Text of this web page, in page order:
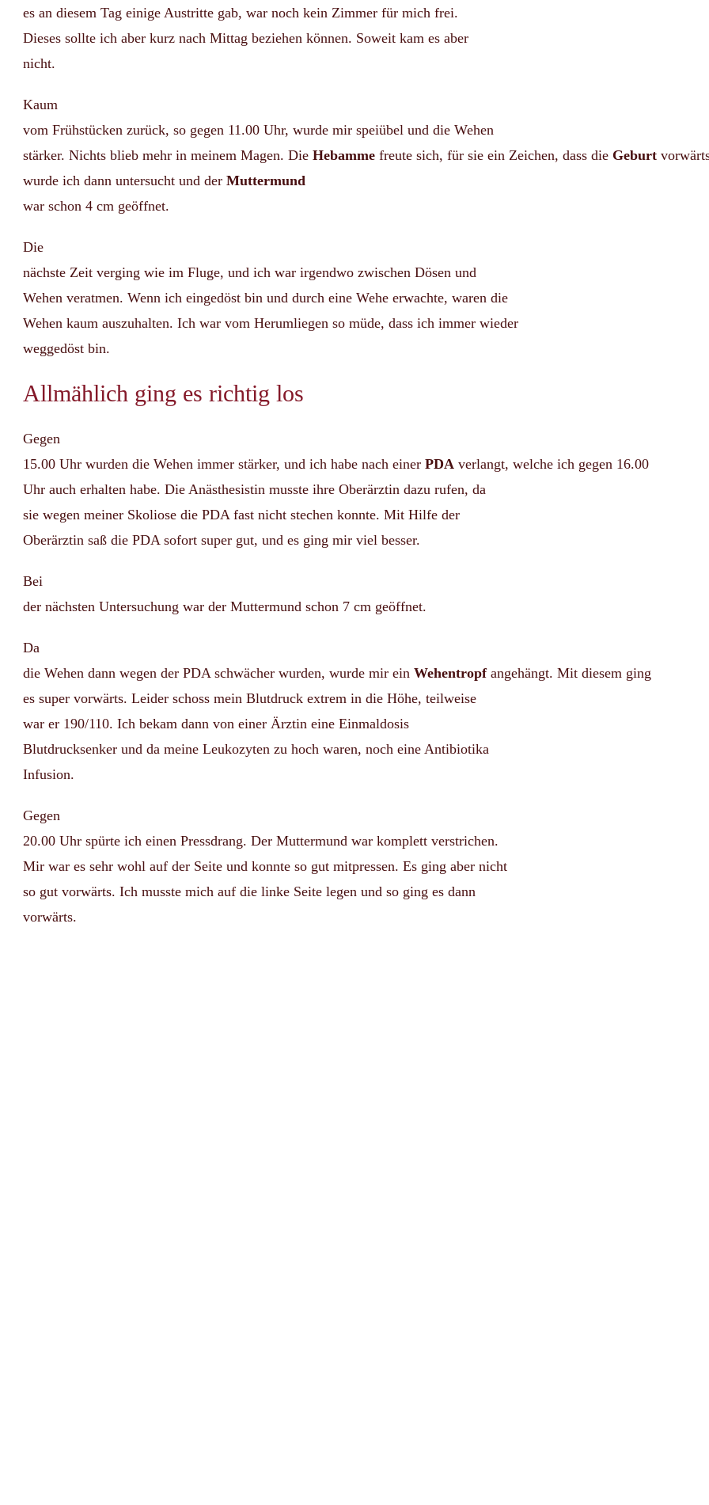
es an diesem Tag einige Austritte gab, war noch kein Zimmer für mich frei.
Dieses sollte ich aber kurz nach Mittag beziehen können. Soweit kam es aber
nicht.
Kaum
vom Frühstücken zurück, so gegen 11.00 Uhr, wurde mir speiübel und die Wehen
stärker. Nichts blieb mehr in meinem Magen. Die Hebamme freute sich, für sie ein Zeichen, dass die Geburt
wurde ich dann untersucht und der Muttermund
war schon 4 cm geöffnet.
Die
nächste Zeit verging wie im Fluge, und ich war irgendwo zwischen Dösen und
Wehen veratmen. Wenn ich eingedöst bin und durch eine Wehe erwachte, waren die
Wehen kaum auszuhalten. Ich war vom Herumliegen so müde, dass ich immer wieder
weggedöst bin.
Allmählich ging es richtig los
Gegen
15.00 Uhr wurden die Wehen immer stärker, und ich habe nach einer PDA verlangt, welche ich gegen 16.00
Uhr auch erhalten habe. Die Anästhesistin musste ihre Oberärztin dazu rufen, da
sie wegen meiner Skoliose die PDA fast nicht stechen konnte. Mit Hilfe der
Oberärztin saß die PDA sofort super gut, und es ging mir viel besser.
Bei
der nächsten Untersuchung war der Muttermund schon 7 cm geöffnet.
Da
die Wehen dann wegen der PDA schwächer wurden, wurde mir ein Wehentropfangehängt. Mit diesem ging
es super vorwärts. Leider schoss mein Blutdruck extrem in die Höhe, teilweise
war er 190/110. Ich bekam dann von einer Ärztin eine Einmaldosis
Blutdrucksenker und da meine Leukozyten zu hoch waren, noch eine Antibiotika
Infusion.
Gegen
20.00 Uhr spürte ich einen Pressdrang. Der Muttermund war komplett verstrichen.
Mir war es sehr wohl auf der Seite und konnte so gut mitpressen. Es ging aber nicht
so gut vorwärts. Ich musste mich auf die linke Seite legen und so ging es dann
vorwärts.